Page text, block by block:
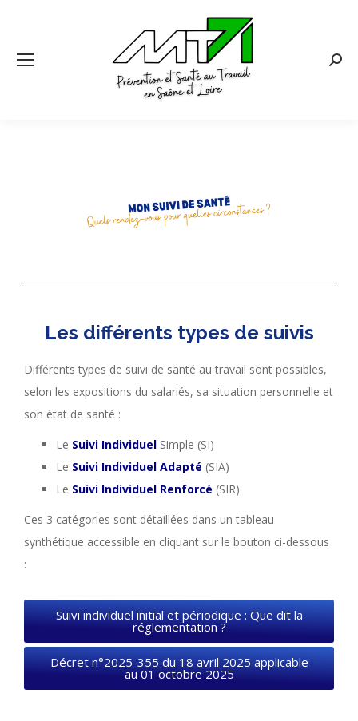
Les différents types de suivis
Différents types de suivi de santé au travail sont possibles,
selon les expositions du salariés, sa situation personnelle et
son état de santé :
Le Suivi Individuel Simple (SI)
Le Suivi Individuel Adapté (SIA)
Le Suivi Individuel Renforcé (SIR)
Ces 3 catégories sont détaillées dans un tableau
synthétique accessible en cliquant sur le bouton ci-dessous
:
Suivi individuel initial et périodique : Que dit la
réglementation ?
Décret n°2025-355 du 18 avril 2025 applicable
au 01 octobre 2025